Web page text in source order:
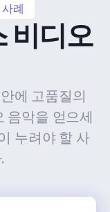
례
비디오
에 고품질의
음악을 얻으세
누려야 할 사